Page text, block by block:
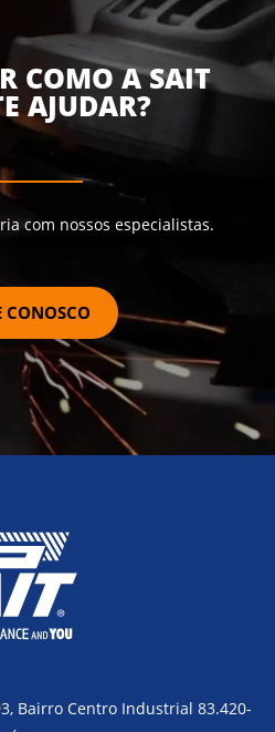
COMO A SAIT
AJUDAR?
com nossos especialistas.
CONOSCO
Bairro Centro Industrial 83.420-